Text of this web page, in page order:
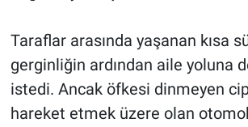
Taraflar arasında yaşanan kısa
gerginliğin ardından aile yoluna
istedi. Ancak öfkesi dinmeyen
hareket etmek üzere olan